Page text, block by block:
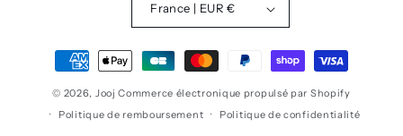
France | EUR €
Moyens
de
paiement
© 2026, Jooj Commerce électronique propulsé par Shopify
Politique de remboursement
Politique de confidentialité